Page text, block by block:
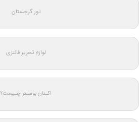
تور گرجستان
لوازم تحریر فانتزی
اکـتان بوسـتر چـیست؟